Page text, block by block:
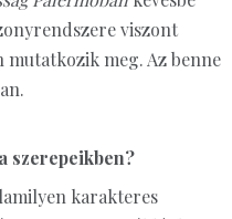
viszont
meg. Az benne
szerepeikben?
karakteres